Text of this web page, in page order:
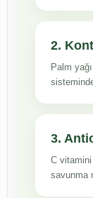
2.
Palm
3.
C
savunma